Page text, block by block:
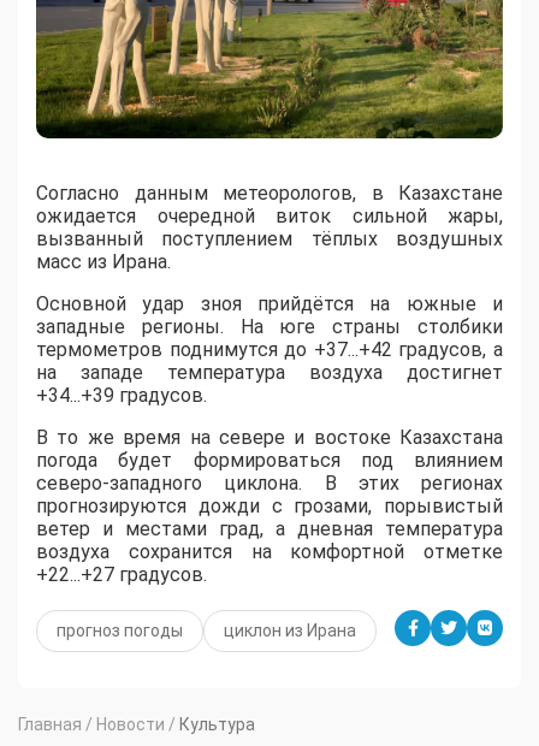
Согласно данным метеорологов, в Казахстане
ожидается очередной виток сильной жары,
вызванный поступлением тёплых воздушных
масс из Ирана.
​Основной удар зноя прийдётся на южные и
западные регионы. На юге страны столбики
термометров поднимутся до +37...+42 градусов, а
на западе температура воздуха достигнет
+34...+39 градусов.
​В то же время на севере и востоке Казахстана
погода будет формироваться под влиянием
северо-западного циклона. В этих регионах
прогнозируются дожди с грозами, порывистый
ветер и местами град, а дневная температура
воздуха сохранится на комфортной отметке
+22...+27 градусов.
прогноз погоды циклон из Ирана
Главная / Новости / Культура